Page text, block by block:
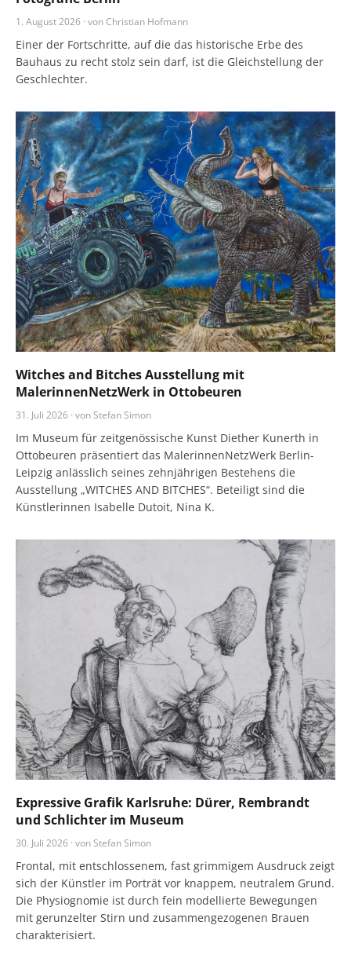
1. August 2026 · von Christian Hofmann
Einer der Fortschritte, auf die das historische Erbe des
Bauhaus zu recht stolz sein darf, ist die Gleichstellung der
Geschlechter.
Witches and Bitches Ausstellung mit
MalerinnenNetzWerk in Ottobeuren
31. Juli 2026 · von Stefan Simon
Im Museum für zeitgenössische Kunst Diether Kunerth in
Ottobeuren präsentiert das MalerinnenNetzWerk Berlin-
Leipzig anlässlich seines zehnjährigen Bestehens die
Ausstellung „WITCHES AND BITCHES“. Beteiligt sind die
Künstlerinnen Isabelle Dutoit, Nina K.
Expressive Grafik Karlsruhe: Dürer, Rembrandt
und Schlichter im Museum
30. Juli 2026 · von Stefan Simon
Frontal, mit entschlossenem, fast grimmigem Ausdruck zeigt
sich der Künstler im Porträt vor knappem, neutralem Grund.
Die Physiognomie ist durch fein modellierte Bewegungen
mit gerunzelter Stirn und zusammengezogenen Brauen
charakterisiert.